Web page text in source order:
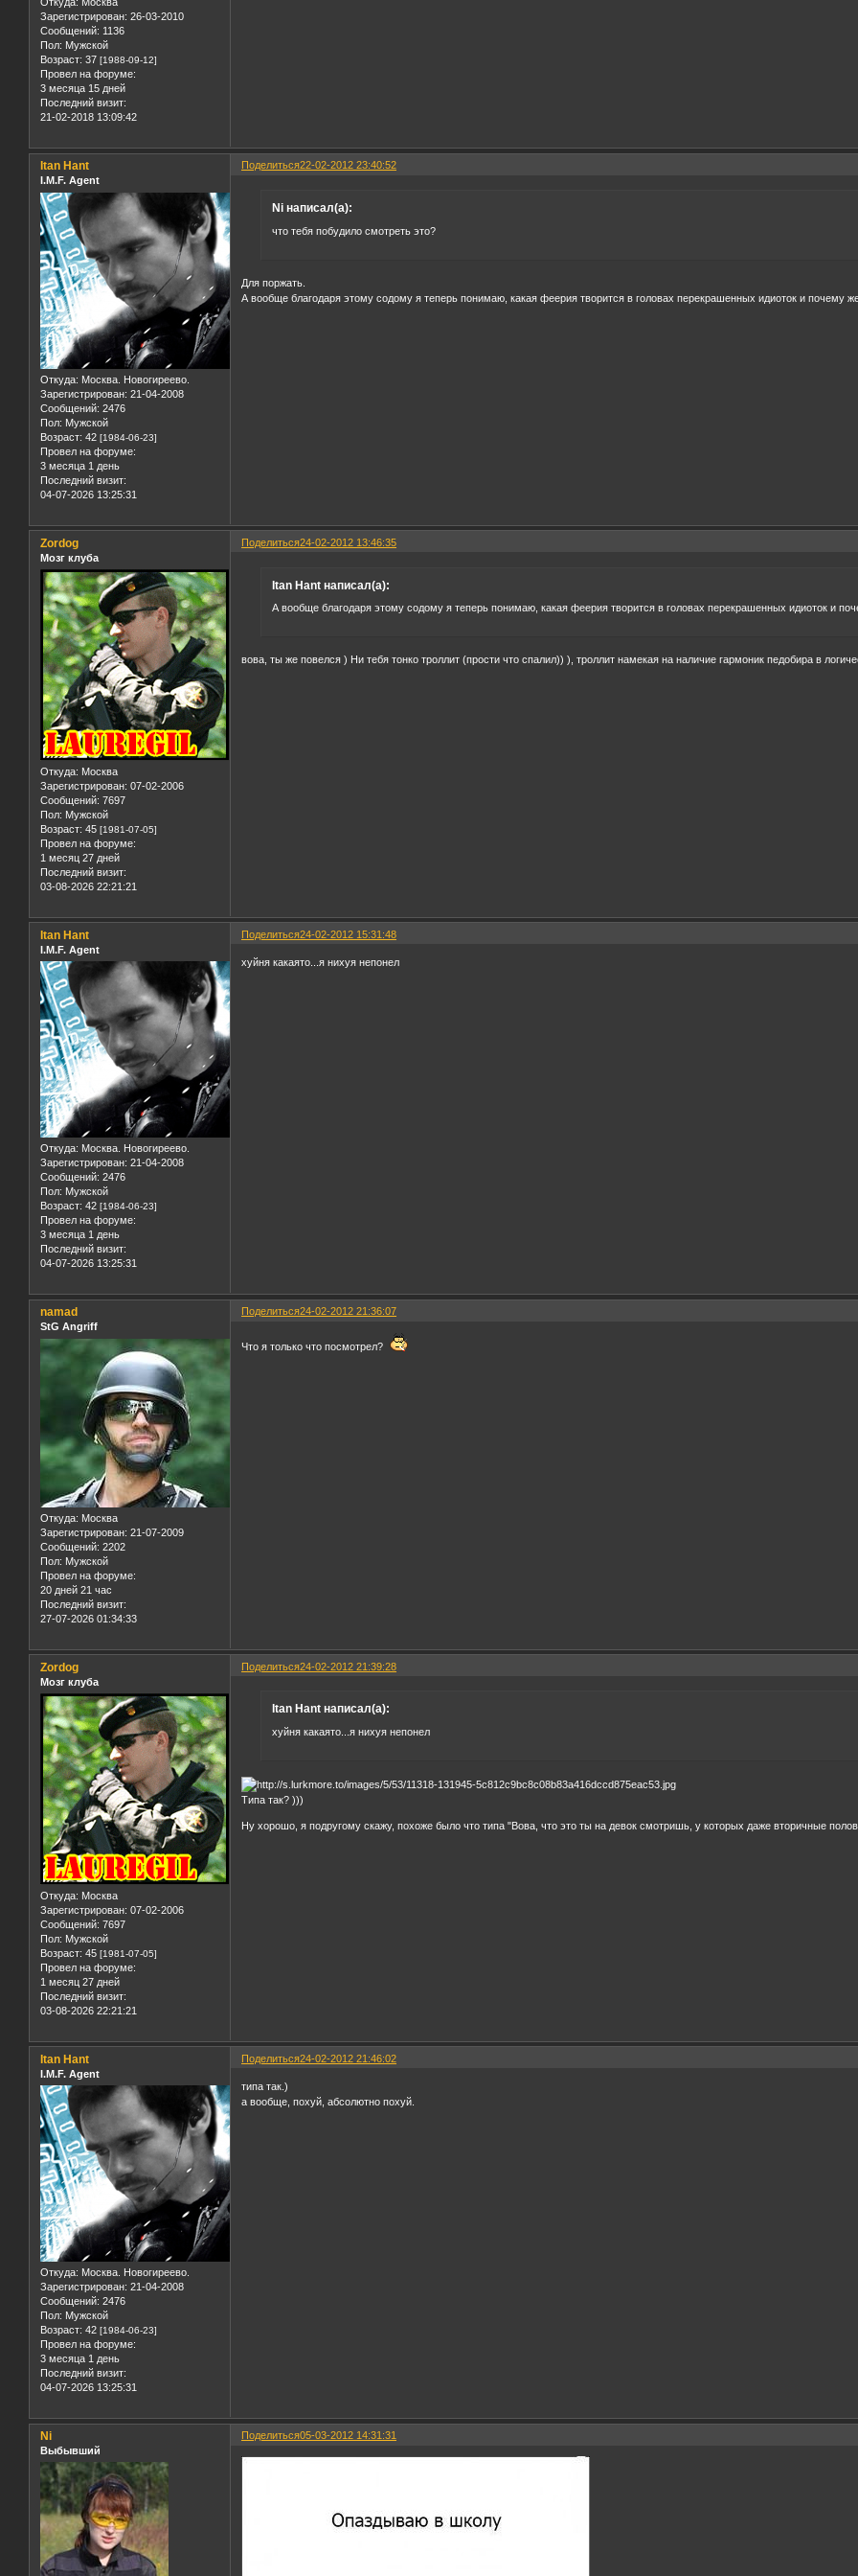
Откуда: Москва
Зарегистрирован: 26-03-2010
Сообщений: 1136
Пол: Мужской
Возраст: 37 [1988-09-12]
Провел на форуме:
3 месяца 15 дней
Последний визит:
21-02-2018 13:09:42
Поделиться22-02-2012 23:40:52
Itan Hant
I.M.F. Agent
Откуда: Москва. Новогиреево.
Зарегистрирован: 21-04-2008
Сообщений: 2476
Пол: Мужской
Возраст: 42 [1984-06-23]
Провел на форуме:
3 месяца 1 день
Последний визит:
04-07-2026 13:25:31
Ni написал(а):
что тебя побудило смотреть это?
Для поржать.
А вообще благодаря этому содому я теперь понимаю, какая феерия творится в головах перекрашенных идиоток и почему
Поделиться24-02-2012 13:46:35
Zordog
Мозг клуба
Откуда: Москва
Зарегистрирован: 07-02-2006
Сообщений: 7697
Пол: Мужской
Возраст: 45 [1981-07-05]
Провел на форуме:
1 месяц 27 дней
Последний визит:
03-08-2026 22:21:21
Itan Hant написал(а):
А вообще благодаря этому содому я теперь понимаю, какая феерия творится в головах перекрашенных идиоток и
вова, ты же повелся ) Ни тебя тонко троллит (прости что спалил)) ), троллит намекая на наличие гармоник педобира в
Поделиться24-02-2012 15:31:48
Itan Hant
I.M.F. Agent
Откуда: Москва. Новогиреево.
Зарегистрирован: 21-04-2008
Сообщений: 2476
Пол: Мужской
Возраст: 42 [1984-06-23]
Провел на форуме:
3 месяца 1 день
Последний визит:
04-07-2026 13:25:31
хуйня какаято...я нихуя непонел
Поделиться24-02-2012 21:36:07
namad
StG Angriff
Откуда: Москва
Зарегистрирован: 21-07-2009
Сообщений: 2202
Пол: Мужской
Провел на форуме:
20 дней 21 час
Последний визит:
27-07-2026 01:34:33
Что я только что посмотрел?
Поделиться24-02-2012 21:39:28
Zordog
Мозг клуба
Откуда: Москва
Зарегистрирован: 07-02-2006
Сообщений: 7697
Пол: Мужской
Возраст: 45 [1981-07-05]
Провел на форуме:
1 месяц 27 дней
Последний визит:
03-08-2026 22:21:21
Itan Hant написал(а):
хуйня какаято...я нихуя непонел
Типа так? )))
Ну хорошо, я подругому скажу, похоже было что типа "Вова, что это ты на девок смотришь, у которых даже вторичные
Поделиться24-02-2012 21:46:02
Itan Hant
I.M.F. Agent
Откуда: Москва. Новогиреево.
Зарегистрирован: 21-04-2008
Сообщений: 2476
Пол: Мужской
Возраст: 42 [1984-06-23]
Провел на форуме:
3 месяца 1 день
Последний визит:
04-07-2026 13:25:31
типа так.)
а вообще, похуй, абсолютно похуй.
Поделиться05-03-2012 14:31:31
Ni
Выбывший